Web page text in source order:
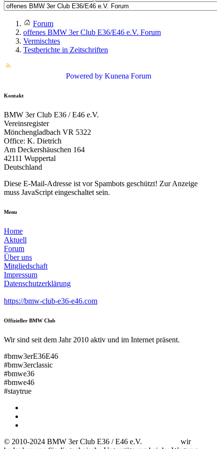
Forum
offenes BMW 3er Club E36/E46 e.V. Forum
Vermischtes
Testberichte in Zeitschriften
Powered by Kunena Forum
Kontakt
BMW 3er Club E36 / E46 e.V.
Vereinsregister
Mönchengladbach VR 5322
Office: K. Dietrich
Am Deckershäuschen 164
42111 Wuppertal
Deutschland
Diese E-Mail-Adresse ist vor Spambots geschützt! Zur Anzeige
muss JavaScript eingeschaltet sein.
Menu
Home
Aktuell
Forum
Über uns
Mitgliedschaft
Impressum
Datenschutzerklärung
https://bmw-club-e36-e46.com
Offizieller BMW Club
Wir sind seit dem Jahr 2010 aktiv und im Internet präsent.
#bmw3erE36E46
#bmw3erclassic
#bmwe36
#bmwe46
#staytrue
© 2010-2024 BMW 3er Club E36 / E46 e.V. wir